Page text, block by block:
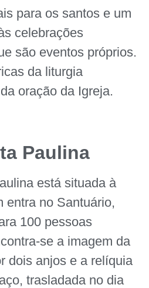
para os santos e um
celebrações
são eventos próprios.
da liturgia
oração da Igreja.
Paulina
está situada à
entra no Santuário,
100 pessoas
se a imagem da
dois anjos e a relíquia
trasladada no dia